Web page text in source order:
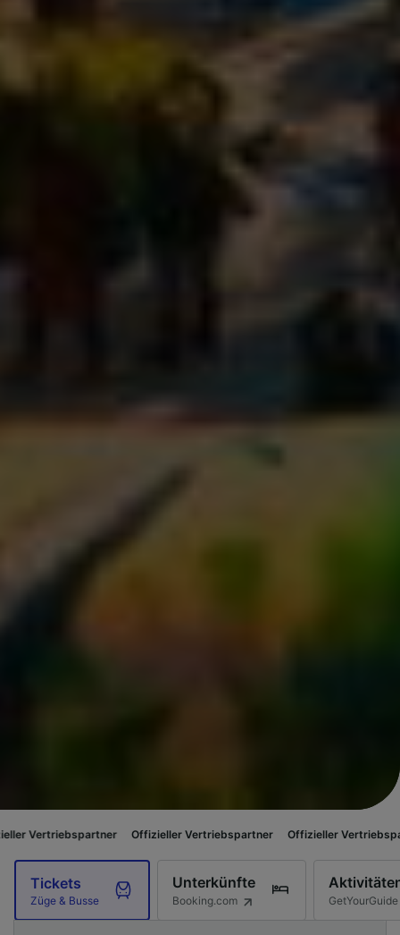
Offizieller Vertriebspartner Offizieller Vertriebspartner
Tickets
Züge & Busse
Unterkünfte
Booking.com GetYourGuide